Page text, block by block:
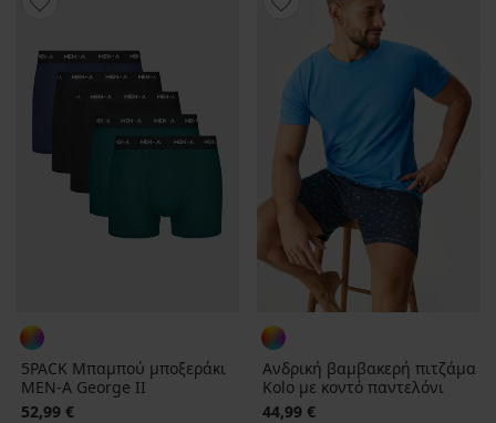
5PACK Μπαμπού μποξεράκι
MEN-A George IΙ
52,99 €
Ανδρική βαμβακερή πιτζάμα
Kolo με κοντό παντελόνι
44,99 €